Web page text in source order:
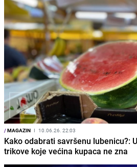
/MAGAZIN I 10.06.26. 22:03
Kako odabrati savršenu lubenicu?:
trikove koje većina kupaca ne zna